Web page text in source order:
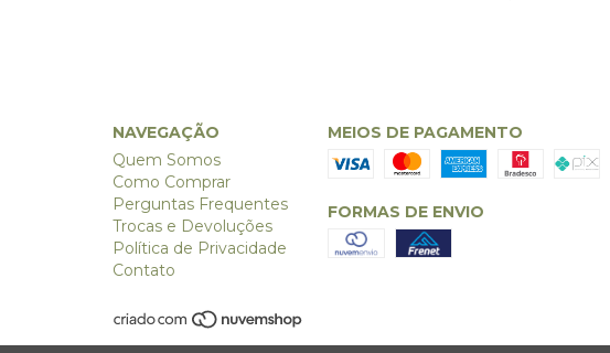
NAVEGAÇÃO
Quem Somos
Como Comprar
Perguntas Frequentes
Trocas e Devoluções
Política de Privacidade
Contato
MEIOS DE PAGAMENTO
FORMAS DE ENVIO